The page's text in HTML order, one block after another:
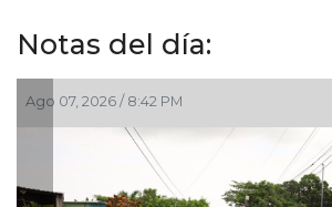
Notas del día:
PM